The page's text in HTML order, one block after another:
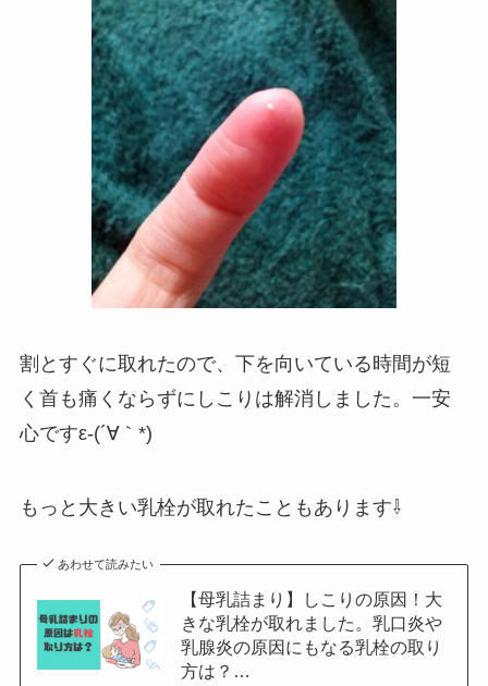
割とすぐに取れたので、下を向いている時間が短
く首も痛くならずにしこりは解消しました。一安
心ですε-(´∀｀*)
もっと大きい乳栓が取れたこともあります⇩
あわせて読みたい
【母乳詰まり】しこりの原因！大
きな乳栓が取れました。乳口炎や
乳腺炎の原因にもなる乳栓の取り
方は？…